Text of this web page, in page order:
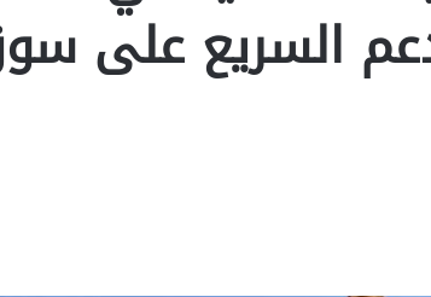
السريع على